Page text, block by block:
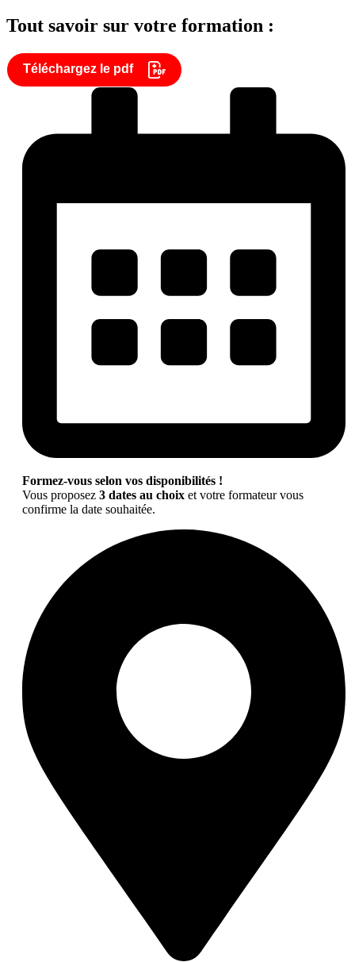
Tout savoir sur votre formation :
Téléchargez le pdf
Formez-vous selon vos disponibilités !
Vous proposez 3 dates au choix et votre formateur vous
confirme la date souhaitée.